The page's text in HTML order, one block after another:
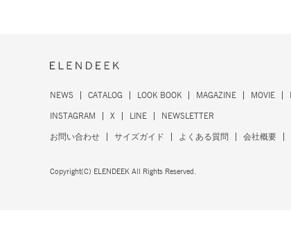
NEWS CATALOG LOOK BOOK MAGAZINE MOVIE
INSTAGRAM X LINE NEWSLETTER
お問い合わせ サイズガイド よくある質問 会社概要
Copyright(C) ELENDEEK All Rights Reserved.